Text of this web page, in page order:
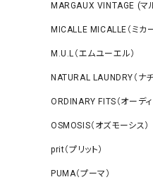
MARGAUX VINTAGE (マ
MICALLE MICALLE（ミカ
M.U.L（エムユーエル）
NATURAL LAUNDRY（ナ
ORDINARY FITS（オーディ
OSMOSIS（オズモーシス）
prit（プリット）
PUMA（プーマ）